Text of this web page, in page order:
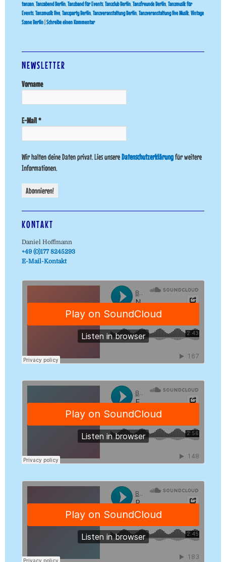
tanzen,Tanzabend Berlin,Tanzband für Events,Tanzclub Berlin,Tanzfreunde Berlin,Tanzmusik für
Events,Tanzmusik live,Tanzparty Berlin,Tanzveranstaltung Berlin,Tanzveranstaltung live Musik,Vintage
Szene Berlin Schreibe einen Kommentar
NEWSLETTER
Vorname
E-Mail*
Wir halten deine Daten privat. Lies unsereDatenschutzerklärungfür weitere
Informationen.
KONTAKT
Daniel Hoffmann
+49 (0)177 8245293
E-Mail-Kontakt